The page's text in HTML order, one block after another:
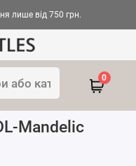
лише від 750 грн.
0
Mandelic